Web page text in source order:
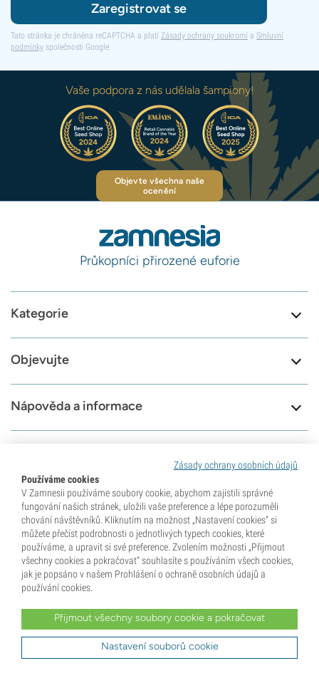
Zaregistrovat se
Tato stránka je chráněna reCAPTCHA a platí Zásady ochrany soukromí a Smluvní
podmínky společnosti Google.
Vaše podpora z nás udělala šampiony!
Objevte všechna naše
ocenění
Průkopníci přirozené euforie
Kategorie
Objevujte
Nápověda a informace
Zásady ochrany osobních údajů
Používáme cookies
V Zamnesii používáme soubory cookie, abychom zajistili správné
fungování našich stránek, uložili vaše preference a lépe porozuměli
chování návštěvníků. Kliknutím na možnost „Nastavení cookies“ si
můžete přečíst podrobnosti o jednotlivých typech cookies, které
používáme, a upravit si své preference. Zvolením možnosti „Přijmout
všechny cookies a pokračovat“ souhlasíte s používáním všech cookies,
jak je popsáno v našem Prohlášení o ochraně osobních údajů a
používání cookies.
Přijmout všechny soubory cookie a pokračovat
Nastavení souborů cookie
8.6
79618
Recenze
Jsme tu pro vás
Navštivte naši stránku